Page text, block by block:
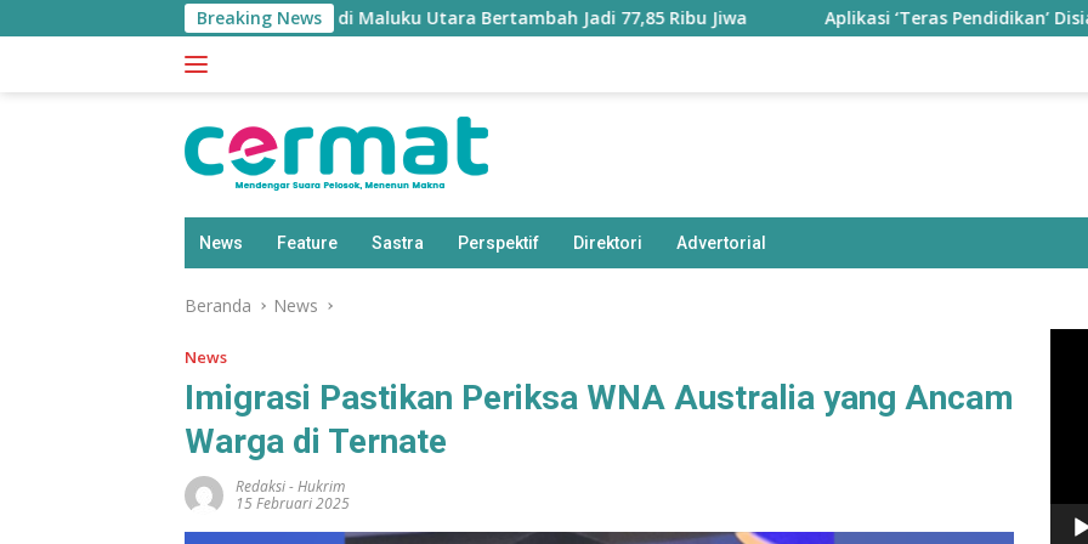
ke
Breaking News
BPS: Penduduk Miskin di Maluku Utara Bertambah Jadi 77,85 Ribu Jiwa Aplikasi ‘Teras Pendidikan’ Disiapkan
News Feature Sastra Perspektif Direktori Advertorial
Beranda News
News
Imigrasi Pastikan Periksa WNA Australia yang Ancam
Warga di Ternate
Redaksi-Hukrim
15 Februari 2025